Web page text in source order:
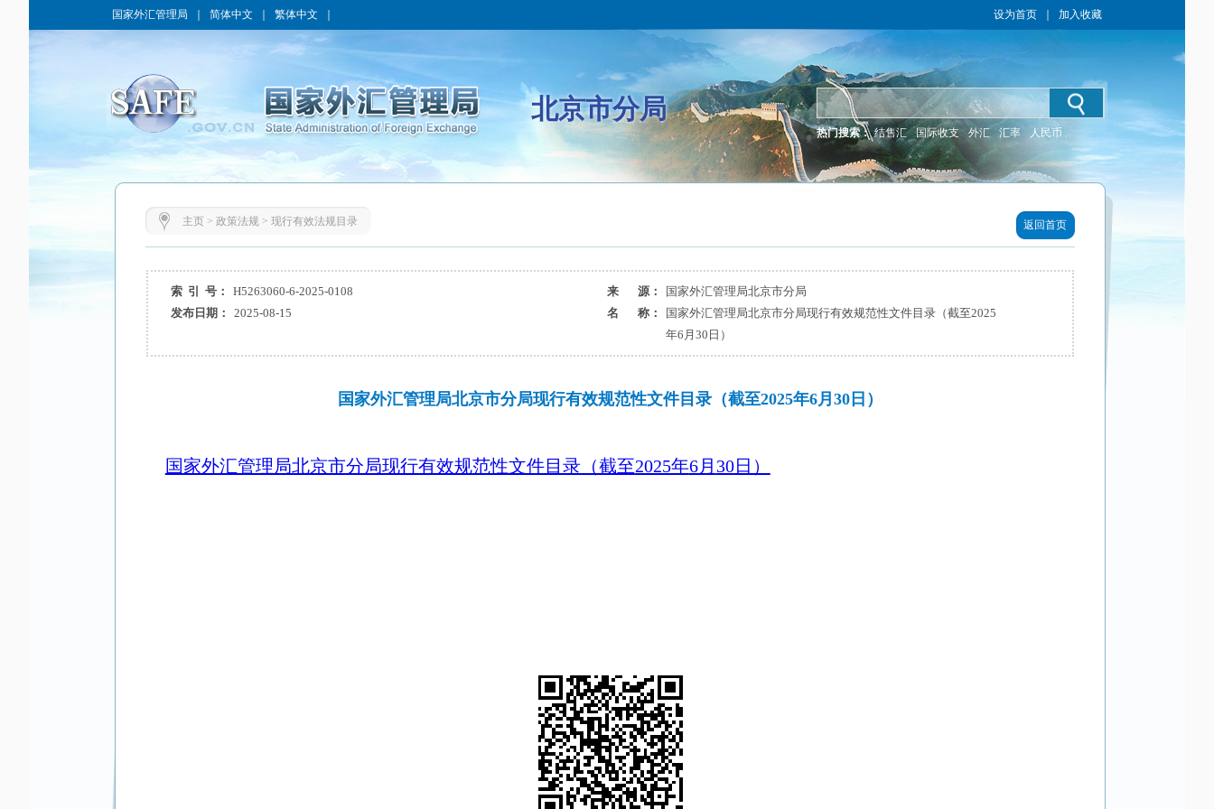
国家外汇管理局 简体中文 繁体中文 设为首页 加入收藏
北京市分局
热门搜索： 结售汇 国际收支 外汇 汇率 人民币
主页> 政策法规> 现行有效法规目录 返回首页
索 引 号： H5263060-6-2025-0108 来 源：
国家外汇管理局北京市分局
发布日期：
2025-08-15 名 称：
国家外汇管理局北京市分局现行有效规范性文件目录（截至2025
年6月30日）
国家外汇管理局北京市分局现行有效规范性文件目录（截至2025年6月30日）
国家外汇管理局北京市分局现行有效规范性文件目录（截至2025年6月 30日）